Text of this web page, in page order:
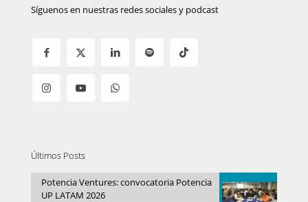
Síguenos en nuestras redes sociales y podcast
Últimos Posts
Potencia Ventures: convocatoria Potencia
UP LATAM 2026